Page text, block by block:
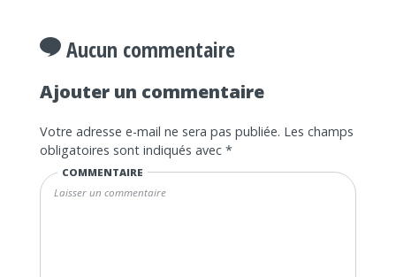
Aucun commentaire
Ajouter un commentaire
Votre adresse e-mail ne sera pas publiée. Les champs
obligatoires sont indiqués avec *
COMMENTAIRE